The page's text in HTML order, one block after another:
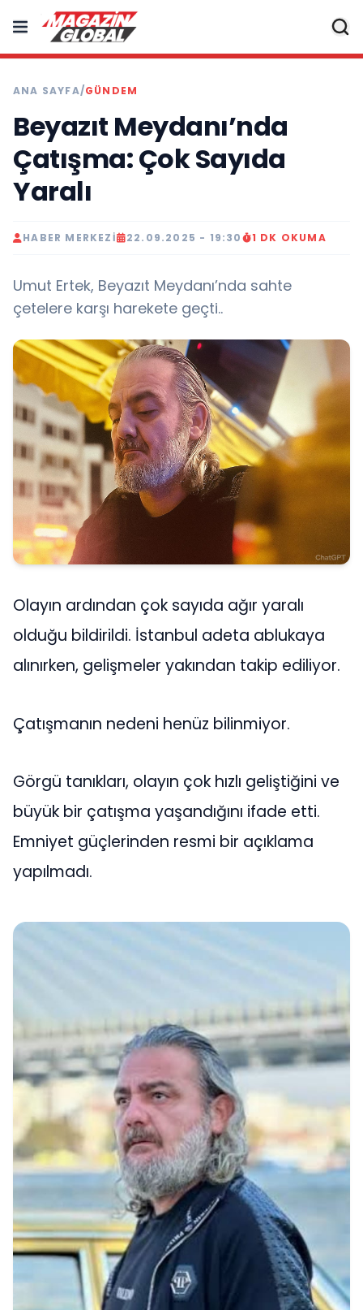
ANA SAYFA/GÜNDEM
Beyazıt Meydanı’nda
Çatışma: Çok Sayıda
Yaralı
HABER MERKEZI 22.09.2025 - 19:30 1 DK OKUMA
Umut Ertek, Beyazıt Meydanı’nda sahte
çetelere karşı harekete geçti..
Olayın ardından çok sayıda ağır yaralı
olduğu bildirildi. İstanbul adeta ablukaya
alınırken, gelişmeler yakından takip ediliyor.
Çatışmanın nedeni henüz bilinmiyor.
Görgü tanıkları, olayın çok hızlı geliştiğini ve
büyük bir çatışma yaşandığını ifade etti.
Emniyet güçlerinden resmi bir açıklama
yapılmadı.